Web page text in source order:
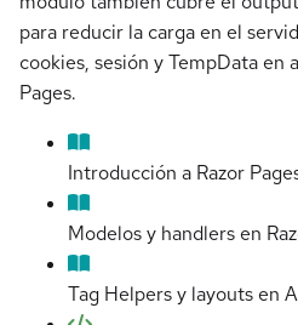
para reducir la carga en el
cookies, sesión y TempData en
Pages.
Introducción a Razor
Modelos y handlers en
Tag Helpers y layouts en